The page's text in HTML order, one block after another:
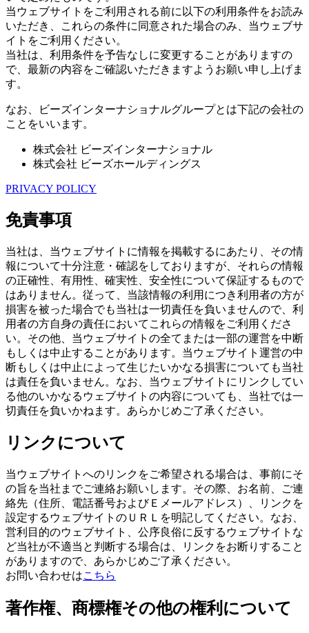
当ウェブサイトをご利用される前に以下の利用条件をお読み
いただき、これらの条件に同意された場合のみ、当ウェブサ
イトをご利用ください。
当社は、利用条件を予告なしに変更することがありますの
で、最新の内容をご確認いただきますようお願い申し上げま
す。
なお、ビーズインターナショナルグループとは下記の会社の
ことをいいます。
株式会社 ビーズインターナショナル
株式会社 ビーズホールディングス
PRIVACY POLICY
免責事項
当社は、当ウェブサイトに情報を掲載するにあたり、その情
報について十分注意・確認をしておりますが、それらの情報
の正確性、有用性、確実性、安全性について保証するもので
はありません。従って、当該情報の利用につき利用者の方が
損害を被った場合でも当社は一切責任を負いませんので、利
用者の方自身の責任においてこれらの情報をご利用くださ
い。その他、当ウェブサイトの全てまたは一部の運営を中断
もしくは中止することがあります。当ウェブサイト運営の中
断もしくは中止によって生じたいかなる損害についても当社
は責任を負いません。なお、当ウェブサイトにリンクしてい
る他のいかなるウェブサイトの内容についても、当社では一
切責任を負いかねます。あらかじめご了承ください。
リンクについて
当ウェブサイトへのリンクをご希望される場合は、事前にそ
の旨を当社までご連絡お願いします。その際、お名前、ご連
絡先（住所、電話番号およびＥメールアドレス）、リンクを
設定するウェブサイトのＵＲＬを明記してください。なお、
営利目的のウェブサイト、公序良俗に反するウェブサイトな
ど当社が不適当と判断する場合は、リンクをお断りすること
がありますので、あらかじめご了承ください。
お問い合わせはこちら
著作権、商標権その他の権利について